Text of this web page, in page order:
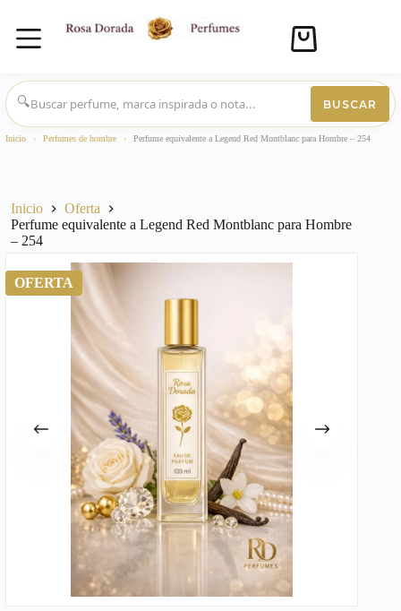
Saltar
al
contenido
Carro
compra
🔍
BUSCAR
Inicio › Perfumes de hombre › Perfume equivalente a Legend Red Montblanc para Hombre – 254
Inicio
Oferta
Perfume equivalente a Legend Red Montblanc para Hombre
– 254
OFERTA